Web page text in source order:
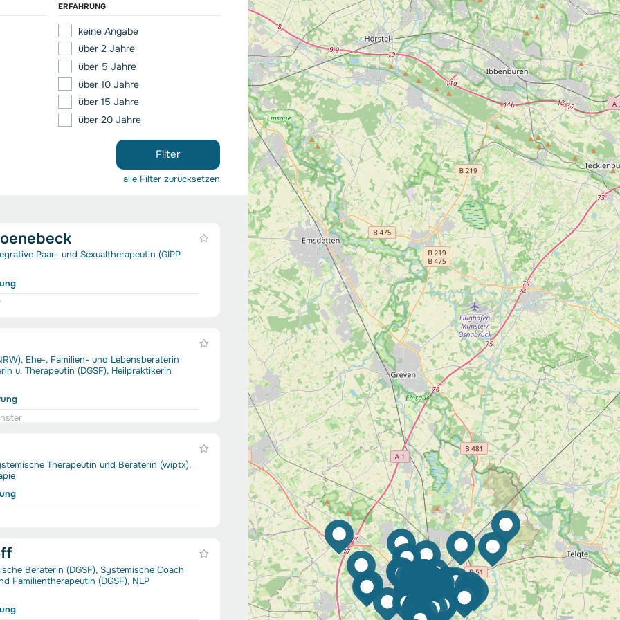
ERFAHRUNG
keine Angabe
über 2 Jahre
über 5 Jahre
über 10 Jahre
über 15 Jahre
über 20 Jahre
Filter
alle Filter zurücksetzen
Paar- und Sexualtherapeutin (GIPP
Ehe-, Familien- und Lebensberaterin
u. Therapeutin (DGSF), Heilpraktikerin
Therapeutin und Beraterin (wiptx),
Beraterin (DGSF), Systemische Coach
Familientherapeutin (DGSF), NLP